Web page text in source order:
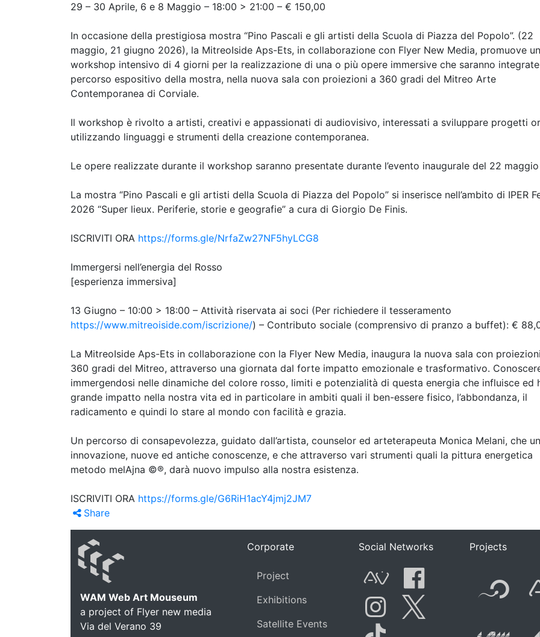
29 – 30 Aprile, 6 e 8 Maggio – 18:00 > 21:00 – € 150,00
In occasione della prestigiosa mostra “Pino Pascali e gli artisti della Scuola di Piazza del Popolo”. (22
maggio, 21 giugno 2026), la MitreoIside Aps-Ets, in collaborazione con Flyer New Media, promuove un
workshop intensivo di 4 giorni per la realizzazione di una o più opere immersive che saranno
percorso espositivo della mostra, nella nuova sala con proiezioni a 360 gradi del Mitreo Arte
Contemporanea di Corviale.
Il workshop è rivolto a artisti, creativi e appassionati di audiovisivo, interessati a sviluppare progetti
utilizzando linguaggi e strumenti della creazione contemporanea.
Le opere realizzate durante il workshop saranno presentate durante l’evento inaugurale del 22
La mostra “Pino Pascali e gli artisti della Scuola di Piazza del Popolo” si inserisce nell’ambito di IPER
2026 “Super lieux. Periferie, storie e geografie” a cura di Giorgio De Finis.
ISCRIVITI ORA https://forms.gle/NrfaZw27NF5hyLCG8
Immergersi nell’energia del Rosso
[esperienza immersiva]
13 Giugno – 10:00 > 18:00 – Attività riservata ai soci (Per richiedere il tesseramento
https://www.mitreoiside.com/iscrizione/) – Contributo sociale (comprensivo di pranzo a buffet): €
La MitreoIside Aps-Ets in collaborazione con la Flyer New Media, inaugura la nuova sala con
360 gradi del Mitreo, attraverso una giornata dal forte impatto emozionale e trasformativo.
immergendosi nelle dinamiche del colore rosso, limiti e potenzialità di questa energia che influisce ed
grande impatto nella nostra vita ed in particolare in ambiti quali il ben-essere fisico, l’abbondanza, il
radicamento e quindi lo stare al mondo con facilità e grazia.
Un percorso di consapevolezza, guidato dall’artista, counselor ed arteterapeuta Monica Melani, che
innovazione, nuove ed antiche conoscenze, e che attraverso vari strumenti quali la pittura energetica
metodo melAjna ©®, darà nuovo impulso alla nostra esistenza.
ISCRIVITI ORA https://forms.gle/G6RiH1acY4jmj2JM7
Share
WAM Web Art Mouseum
a project of Flyer new media
Via del Verano 39
Corporate
Project
Exhibitions
Satellite Events
Social Networks
AVnodeFacebook
Projects